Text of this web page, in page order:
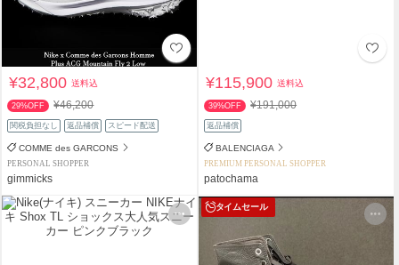
¥32,800送料込
29%OFF ¥46,200
関税負担なし 返品補償 スピード配送
COMME des GARCONS
PERSONAL SHOPPER
gimmicks
¥115,900送料込
39%OFF ¥191,000
返品補償
BALENCIAGA
PREMIUM PERSONAL SHOPPER
patochama
タイムセール